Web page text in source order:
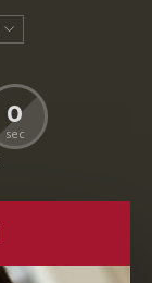
0
sec